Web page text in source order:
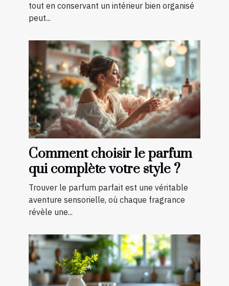
tout en conservant un intérieur bien organisé
peut...
Comment choisir le parfum
qui complète votre style ?
Trouver le parfum parfait est une véritable
aventure sensorielle, où chaque fragrance
révèle une...